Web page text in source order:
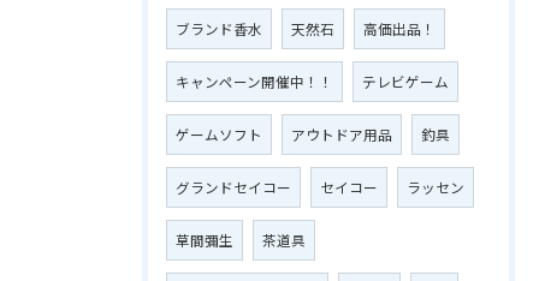
ブランド香水 天然石 高価出品！
キャンペーン開催中！！ テレビゲーム
ゲームソフト アウトドア用品 釣具
グランドセイコー セイコー ラッセン
草間彌生 茶道具